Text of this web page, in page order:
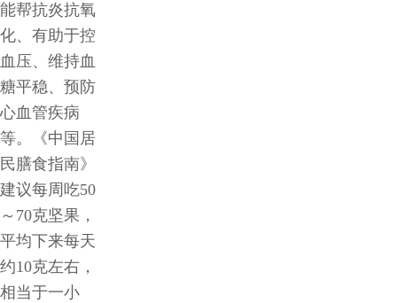
能帮抗炎抗氧
化、有助于控
血压、维持血
糖平稳、预防
心血管疾病
等。《中国居
民膳食指南》
建议每周吃50
～70克坚果，
平均下来每天
约10克左右，
相当于一小